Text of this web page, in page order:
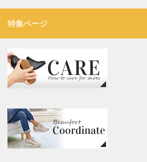
特集ページ